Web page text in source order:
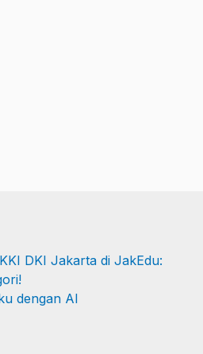
DKI Jakarta di JakEdu:
dengan AI